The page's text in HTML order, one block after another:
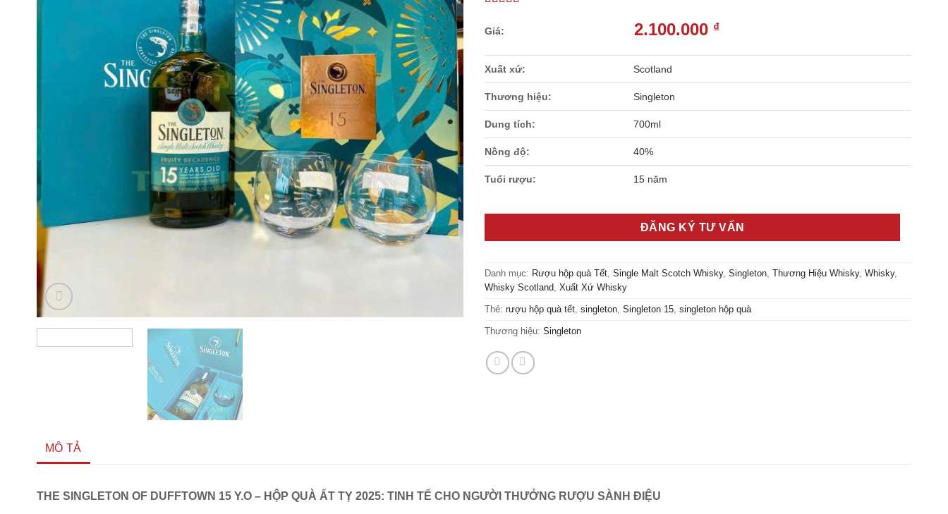
2.100.000 ₫
Xuất xứ: Scotland
Thương hiệu: Singleton
Dung tích: 700ml
Nồng độ: 40%
Tuổi rượu: 15 năm
ĐĂNG KÝ TƯ VẤN
Danh mục: Rượu hộp quà Tết Single Malt Scotch Whisky, Singleton Thương Hiệu Whisky, Whisky,
Whisky Scotland Xuất Xứ Whisky
Thẻ: rượu hộp quà tết singleton Singleton 15 singleton hộp quà
Thương hiệu: Singleton
MÔ TẢ
THE SINGLETON OF DUFFTOWN 15 Y.O – HỘP QUÀ ẤT TỴ 2025: TINH TẾ CHO NGƯỜI THƯỞNG RƯỢU SÀNH ĐIỆU